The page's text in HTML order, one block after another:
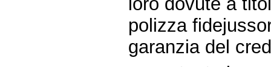
polizza
garanzia del